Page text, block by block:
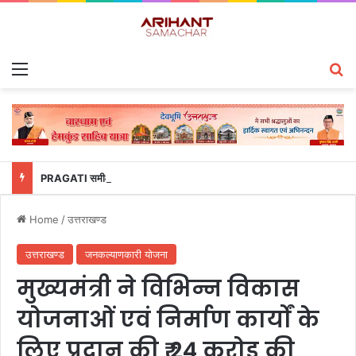
Home /उत्तराखण्ड
उत्तराखण्ड जनकल्याणकारी योजना
मुख्यमंत्री ने विभिन्न विकास
योजनाओं एवं निर्माण कार्यों के